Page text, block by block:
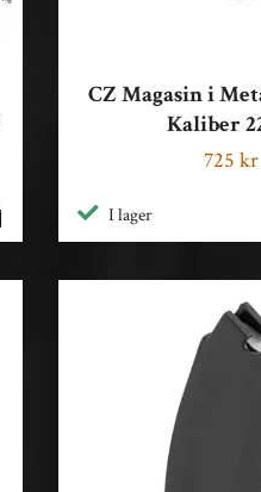
CZ Magasin i
Kaliber
725 kr
I lager